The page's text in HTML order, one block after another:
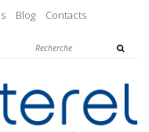
Blog Contacts